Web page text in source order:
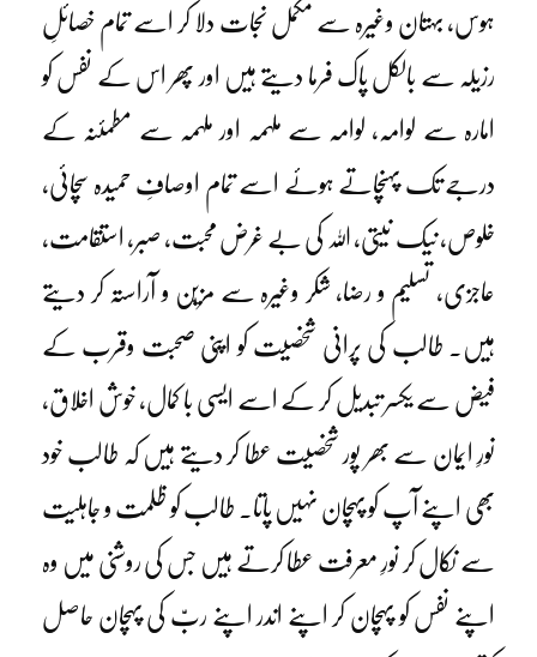
ہوس، بہتان وغیرہ سے مکمل نجات دلا کر اسے تمام خصائلِ
رزیلہ سے بالکل پاک فرما دیتے ہیں اور پھر اس کے نفس کو
امارہ سے لوامہ، لوامہ سے ملہمہ اور ملہمہ سے مطمئنہ کے
درجے تک پہنچاتے ہوئے اسے تمام اوصافِ حمیدہ سچائی،
خلوص، نیک نیتی، اللہ کی بے غرض محبت، صبر، استقامت،
عاجزی، تسلیم و رضا، شکر وغیرہ سے مزیّن و آراستہ کر دیتے
ہیں۔ طالب کی پرانی شخصیت کو اپنی صحبت وقرب کے
فیض سے یکسر تبدیل کر کے اسے ایسی با کمال، خوش اخلاق،
نورِ ایمان سے بھر پور شخصیت عطا کر دیتے ہیں کہ طالب خود
بھی اپنے آپ کو پہچان نہیں پاتا۔ طالب کو ظلمت و جاہلیت
سے نکال کر نورِ معرفت عطا کرتے ہیں جس کی روشنی میں وہ
اپنے نفس کو پہچان کر اپنے اندر اپنے ربّ کی پہچان حاصل